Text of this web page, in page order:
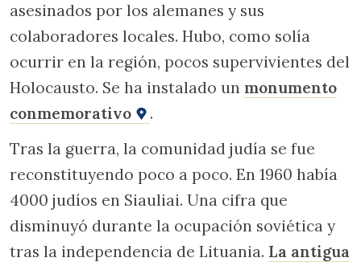
asesinados por los alemanes y sus
colaboradores locales. Hubo, como solía
ocurrir en la región, pocos supervivientes del
Holocausto. Se ha instalado un monumento
conmemorativo
.
Tras la guerra, la comunidad judía se fue
reconstituyendo poco a poco. En 1960 había
4000 judíos en Siauliai. Una cifra que
disminuyó durante la ocupación soviética y
tras la independencia de Lituania. La antigua